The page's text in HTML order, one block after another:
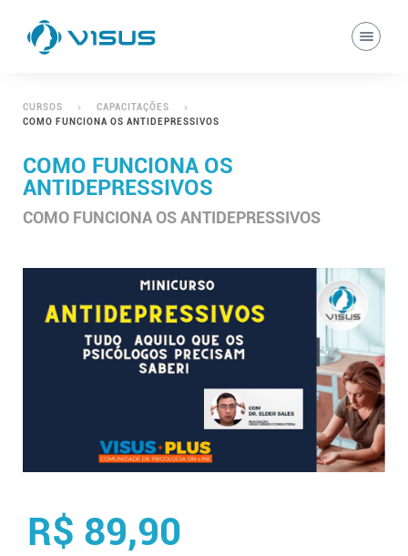
CURSOS
CAPACITAÇÕES
COMO FUNCIONA OS ANTIDEPRESSIVOS
COMO FUNCIONA OS
ANTIDEPRESSIVOS
COMO FUNCIONA OS ANTIDEPRESSIVOS
R$ 89,90